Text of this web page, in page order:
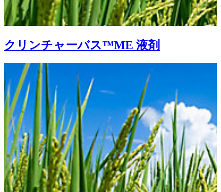
クリンチャーバス™ME 液剤